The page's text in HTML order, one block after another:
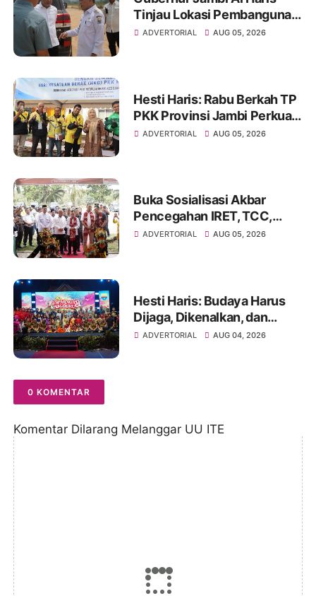
Tinjau Lokasi Pembangunan
Sekolah Rakyat dan Lokasi
ADVERTORIAL AUG 05, 2026
Hesti Haris: Rabu Berkah TP
PKK Provinsi Jambi Perkuat
Literasi Keuangan dan
ADVERTORIAL AUG 05, 2026
Buka Sosialisasi Akbar
Pencegahan IRET, TCC,
Perundungan, dan Bahaya
ADVERTORIAL AUG 05, 2026
Hesti Haris: Budaya Harus
Dijaga, Dikenalkan, dan
Diwariskan
ADVERTORIAL AUG 04, 2026
0 KOMENTAR
Komentar Dilarang Melanggar UU ITE